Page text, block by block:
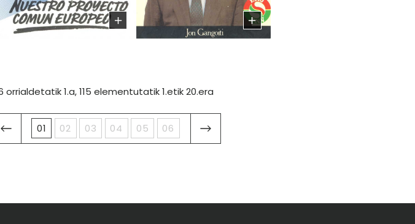
orrialdetatik 1.a, 115 elementutatik 1.etik 20.era
01 02 03 04 05 06